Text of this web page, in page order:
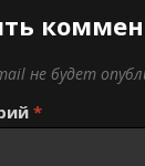
не будет
*